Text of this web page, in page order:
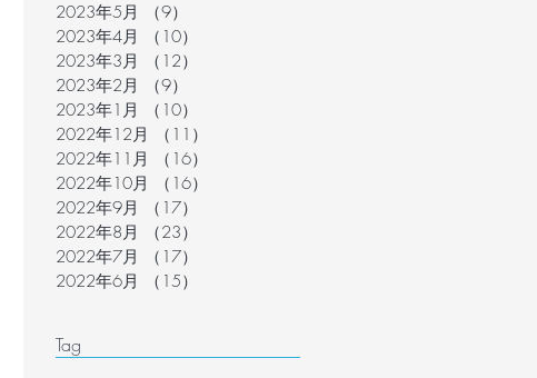
2023年5月
（9）
2023年4月
（10）
2023年3月
（12）
2023年2月
（9）
2023年1月
（10）
2022年12月
（11）
2022年11月
（16）
2022年10月
（16）
2022年9月
（17）
2022年8月
（23）
2022年7月
（17）
2022年6月
（15）
Tag